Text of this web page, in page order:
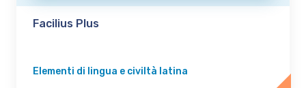
Facilius Plus
Elementi di lingua e civiltà latina